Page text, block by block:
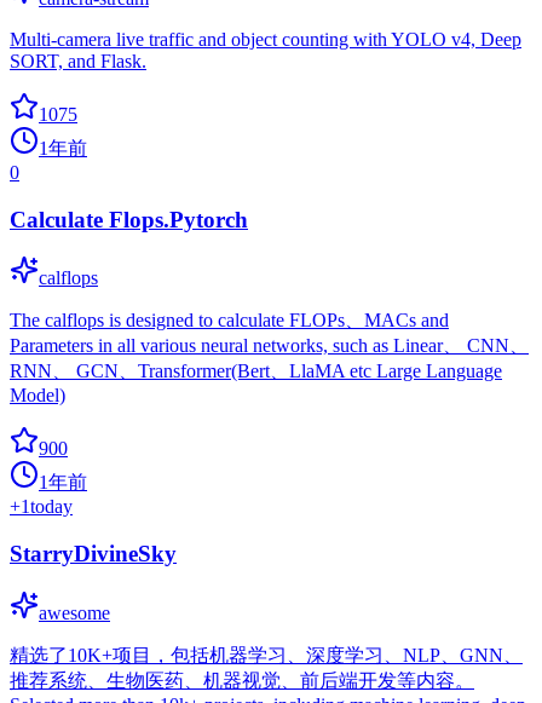
Multi-camera live traffic and object counting with YOLO v4, Deep
SORT, and Flask.
1075
1年前
0
Calculate Flops.Pytorch
calflops
The calflops is designed to calculate FLOPs、MACs and
Parameters in all various neural networks, such as Linear、 CNN、
RNN、 GCN、Transformer(Bert、LlaMA etc Large Language
Model)
900
1年前
+1today
StarryDivineSky
awesome
精选了10K+项目，包括机器学习、深度学习、NLP、GNN、
推荐系统、生物医药、机器视觉、前后端开发等内容。